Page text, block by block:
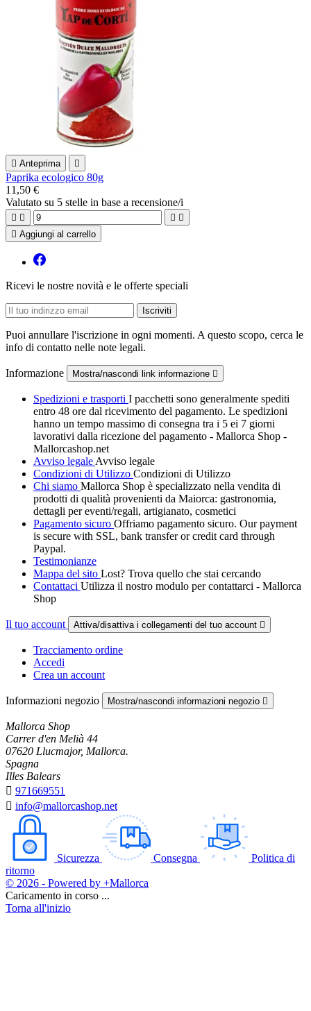
 Anteprima 
Paprika ecologico 80g
11,50 €
Valutato su 5 stelle in base a recensione/i
   
 Aggiungi al carrello
Ricevi le nostre novità e le offerte speciali
Puoi annullare l'iscrizione in ogni momenti. A questo scopo, cerca le
info di contatto nelle note legali.
Informazione Mostra/nascondi link informazione 
Spedizioni e trasporti I pacchetti sono generalmente spediti
entro 48 ore dal ricevimento del pagamento. Le spedizioni
hanno un tempo massimo di consegna tra i 5 ei 7 giorni
lavorativi dalla ricezione del pagamento - Mallorca Shop -
Mallorcashop.net
Avviso legale Avviso legale
Condizioni di Utilizzo Condizioni di Utilizzo
Chi siamo Mallorca Shop è specializzato nella vendita di
prodotti di qualità provenienti da Maiorca: gastronomia,
dettagli per eventi/regali, artigianato, cosmetici
Pagamento sicuro Offriamo pagamento sicuro. Our payment
is secure with SSL, bank transfer or credit card through
Paypal.
Testimonianze
Mappa del sito Lost? Trova quello che stai cercando
Contattaci Utilizza il nostro modulo per contattarci - Mallorca
Shop
Il tuo account Attiva/disattiva i collegamenti del tuo account 
Tracciamento ordine
Accedi
Crea un account
Informazioni negozio Mostra/nascondi informazioni negozio 
Mallorca Shop
Carrer d'en Melià 44
07620 Llucmajor, Mallorca.
Spagna
Illes Balears
 971669551
 info@mallorcashop.net
Sicurezza Consegna
Politica di
ritorno
© 2026 - Powered by +Mallorca
Caricamento in corso ...
Torna all'inizio